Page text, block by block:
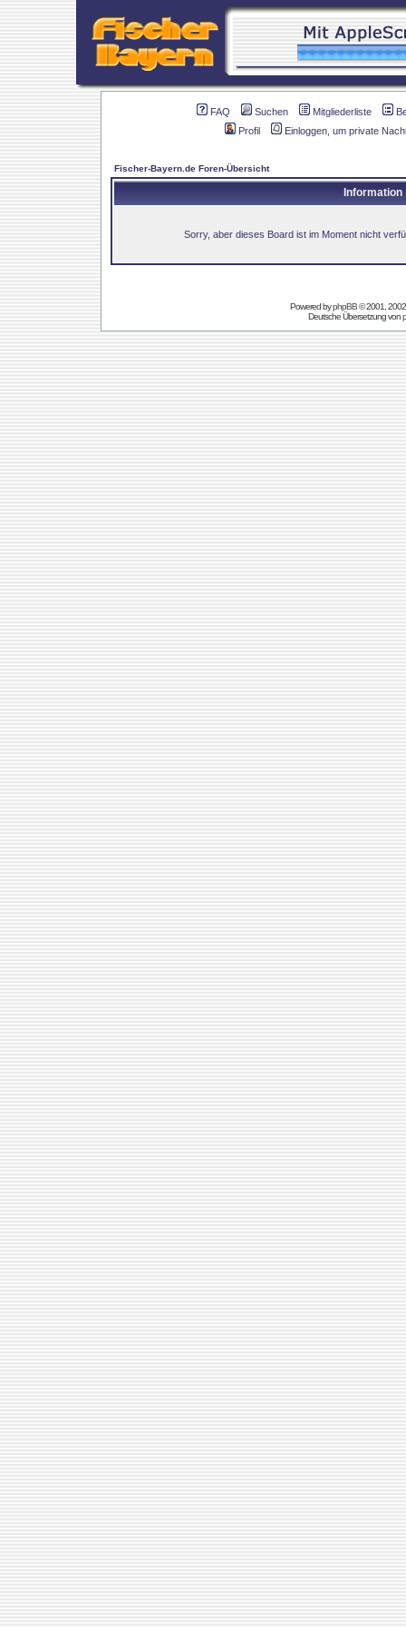
FAQ Suchen Mitgliederliste
Profil
Einloggen, um private
Fischer-Bayern.de Foren-Übersicht
Information
Sorry, aber dieses Board ist im Moment nicht
Powered byphpBB© 2001,
Deutsche Übersetzung von